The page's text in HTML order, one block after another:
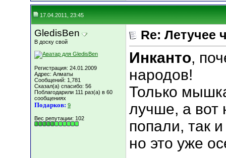
17.04.2011, 23:45
GledisBen
В доску свой
Регистрация: 24.01.2009
Адрес: Алматы
Сообщений: 1,781
Сказал(а) спасибо: 56
Поблагодарили 111 раз(а) в 60
сообщениях
Подарков: 9
Вес репутации: 102
Re: Летучее
Инканто,
народов!
Только
лучше, а вот
попали, так
но это уже